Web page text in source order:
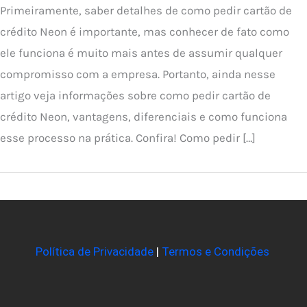
Primeiramente, saber detalhes de como pedir cartão de
crédito Neon é importante, mas conhecer de fato como
ele funciona é muito mais antes de assumir qualquer
compromisso com a empresa. Portanto, ainda nesse
artigo veja informações sobre como pedir cartão de
crédito Neon, vantagens, diferenciais e como funciona
esse processo na prática. Confira! Como pedir […]
Política de Privacidade| Termos e Condições